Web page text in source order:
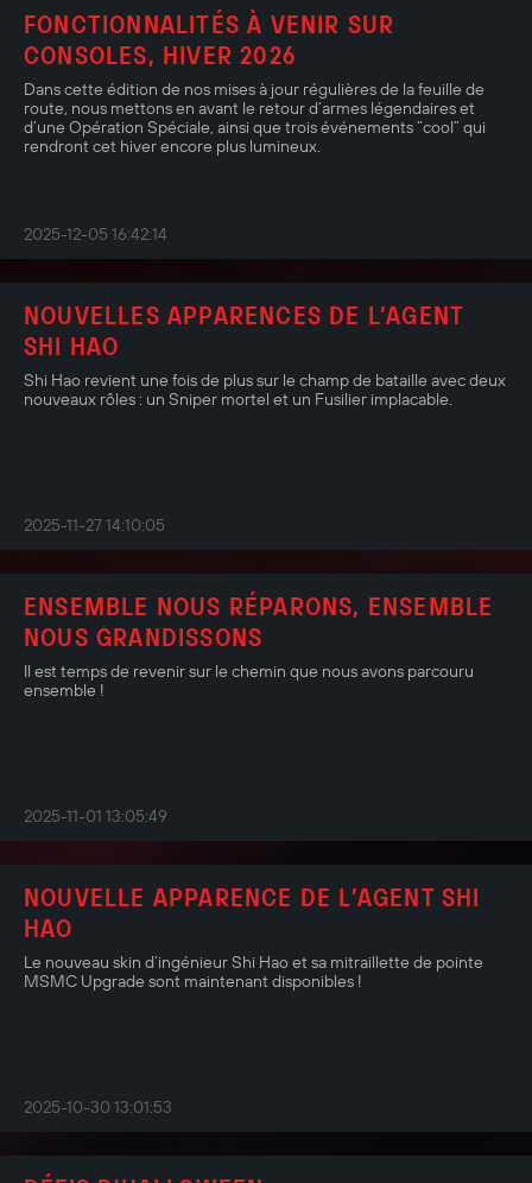
FONCTIONNALITÉS À VENIR SUR
CONSOLES, HIVER 2026
Dans cette édition de nos mises à jour régulières de la feuille de
route, nous mettons en avant le retour d’armes légendaires et
d’une Opération Spéciale, ainsi que trois événements “cool” qui
rendront cet hiver encore plus lumineux.
2025-12-05 16:42:14
NOUVELLES APPARENCES DE L’AGENT
SHI HAO
Shi Hao revient une fois de plus sur le champ de bataille avec deux
nouveaux rôles : un Sniper mortel et un Fusilier implacable.
2025-11-27 14:10:05
ENSEMBLE NOUS RÉPARONS, ENSEMBLE
NOUS GRANDISSONS
Il est temps de revenir sur le chemin que nous avons parcouru
ensemble !
2025-11-01 13:05:49
NOUVELLE APPARENCE DE L’AGENT SHI
HAO
Le nouveau skin d’ingénieur Shi Hao et sa mitraillette de pointe
MSMC Upgrade sont maintenant disponibles !
2025-10-30 13:01:53